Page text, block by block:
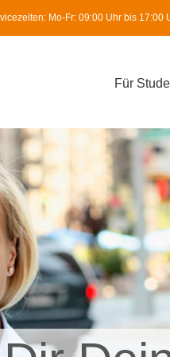
Mo-Fr: 09:00 Uhr bis 17:00
Für